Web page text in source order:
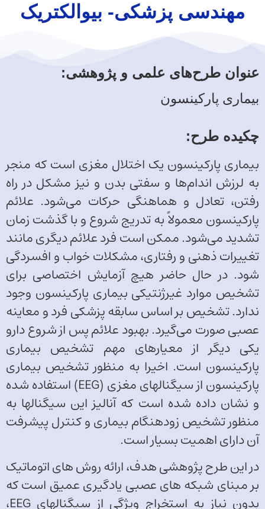
مهندسی پزشکی- بیوالکتریک
عنوان طرح‌های علمی و پژوهشی:
بیماری پارکینسون
چکیده طرح‌:
بیماری پارکینسون یک اختلال مغزی است که منجر
به لرزش اندام‌ها و سفتی بدن و نیز مشکل در راه
رفتن، تعادل و هماهنگی حرکات می‌شود. علائم
پارکینسون معمولاً به تدریج شروع و با گذشت زمان
تشدید می‌شود. ممکن است فرد علائم دیگری مانند
تغییرات ذهنی و رفتاری، مشکلات خواب و افسردگی
شود. در حال حاضر هیچ آزمایش اختصاصی برای
تشخیص موارد غیرژنتیکی بیماری پارکینسون وجود
ندارد. تشخیص بر اساس سابقه پزشکی فرد و معاینه
عصبی صورت می‌گیرد. بهبود علائم پس از شروع دارو
یکی دیگر از معیارهای مهم تشخیص بیماری
پارکینسون است. اخیرا به منظور تشخیص بیماری
پارکینسون از سیگنالهای مغزی (EEG) استفاده شده
و نشان داده شده است که آنالیز این سیگنالها به
منظور تشخیص زودهنگام بیماری و کنترل پیشرفت
آن دارای اهمیت بسیار است.
در این طرح پژوهشی هدف، ارائه روش های اتوماتیک
بر مبنای شبکه های عصبی یادگیری عمیق است که
بدون نیاز به استخراج ویژگی از سیگنالهای EEG،